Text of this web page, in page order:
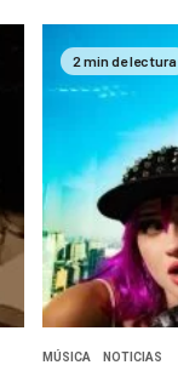
2 min de lectura
MÚSICA NOTICIAS